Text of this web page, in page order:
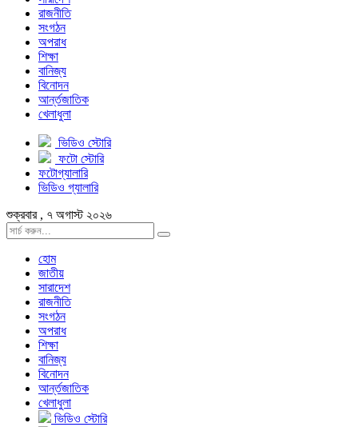
রাজনীতি
সংগঠন
অপরাধ
শিক্ষা
বানিজ্য
বিনোদন
আর্ন্তজাতিক
খেলাধুলা
ভিডিও স্টোরি
ফটো স্টোরি
ফটোগ্যালারি
ভিডিও গ্যালারি
শুক্রবার , ৭ অগাস্ট ২০২৬
হোম
জাতীয়
সারাদেশ
রাজনীতি
সংগঠন
অপরাধ
শিক্ষা
বানিজ্য
বিনোদন
আর্ন্তজাতিক
খেলাধুলা
ভিডিও স্টোরি